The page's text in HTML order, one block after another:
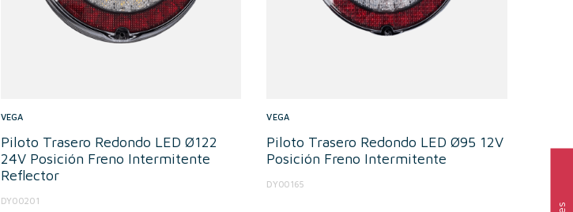
VEGA
Piloto Trasero Redondo LED Ø122
24V Posición Freno Intermitente
Reflector
DY00201
VEGA
Piloto Trasero Redondo LED Ø95 12V
Posición Freno Intermitente
DY00165